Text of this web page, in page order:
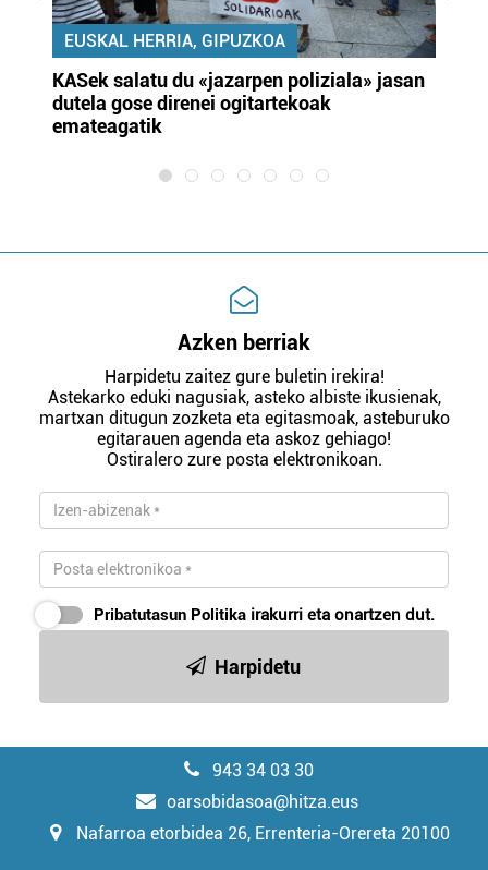
EUSKAL HERRIA, GIPUZKOA
KASek salatu du «jazarpen poliziala» jasan
dutela gose direnei ogitartekoak
emateagatik
Azken berriak
Harpidetu zaitez gure buletin irekira!
Astekarko eduki nagusiak, asteko albiste ikusienak,
martxan ditugun zozketa eta egitasmoak, asteburuko
egitarauen agenda eta askoz gehiago!
Ostiralero zure posta elektronikoan.
Pribatutasun Politika irakurri eta onartzen dut.
Harpidetu
943 34 03 30
oarsobidasoa@hitza.eus
Nafarroa etorbidea 26, Errenteria-Orereta 20100